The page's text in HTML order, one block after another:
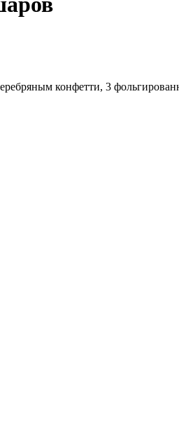
конфетти, 3